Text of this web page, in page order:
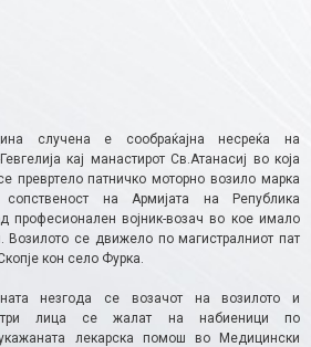
случена е сообраќајна несреќа на
кај манастирот Св.Атанасиј во која
превртело патничко моторно возило марка
на Армијата на Република
професионален војник-возач во кое имало
Возилото се движело по магистралниот пат
кон село Фурка.
незгода се возачот на возилото и
три лица се жалат на набиеници по
лекарска помош во Медицински